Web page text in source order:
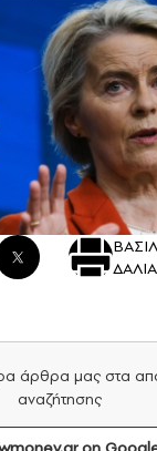
άρθρα μας στα
αναζήτησης